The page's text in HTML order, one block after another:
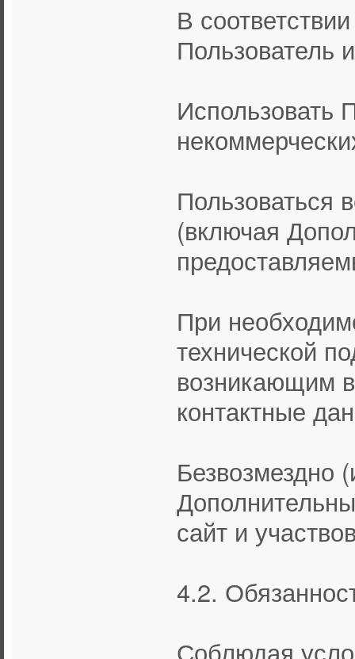
В
Пользователь
Использовать
Пользоваться
(включая
При
технической
возникающим
контактные
Безвозмездно
сайт и
4.2.
Соблюдая